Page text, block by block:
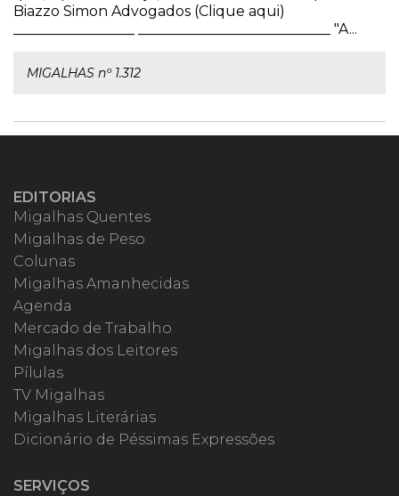
Biazzo Simon Advogados (Clique aqui)
_________________ ___________________________ "A...
MIGALHAS nº 1.312
EDITORIAS
Migalhas Quentes
Migalhas de Peso
Colunas
Migalhas Amanhecidas
Agenda
Mercado de Trabalho
Migalhas dos Leitores
Pílulas
TV Migalhas
Migalhas Literárias
Dicionário de Péssimas Expressões
SERVIÇOS